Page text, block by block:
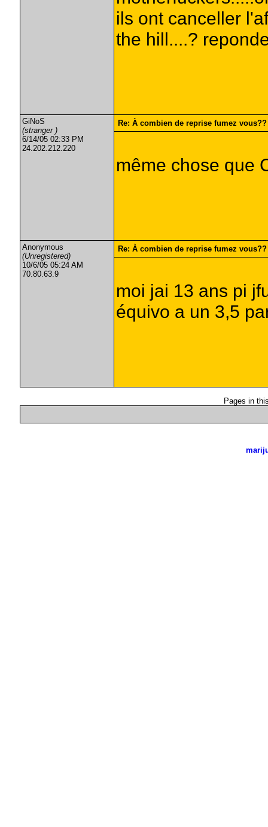
ils ont canceller
the hill....?
GiNoS
(stranger )
6/14/05 02:33 PM
24.202.212.220
Re: À combien de reprise fumez vous??
même chose que
Anonymous
(Unregistered)
10/6/05 05:24 AM
70.80.63.9
Re: À combien de reprise fumez vous??
moi jai 13 ans pi
équivo a un 3,5
Pages in